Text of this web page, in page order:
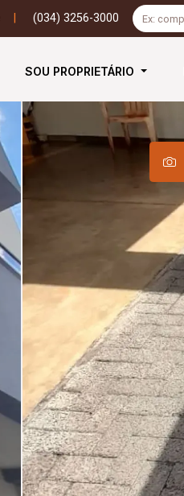
(034) 3256-3000
SOU PROPRIETÁRIO